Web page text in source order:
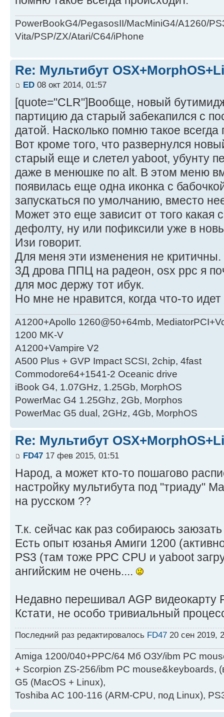
PowerBookG4/PegasosII/MacMiniG4/A1260/
Vita/PSP/ZX/Atari/C64/iPhone
Re: Мультибут
ED 08 окт 2014, 01:57
[quote="CLR"]Вообще, новый
партицию да старый забекапился с
датой. Насколько помню такое всегда
Вот кроме того, что развернулся
старый еще и слетел yaboot, убунту
даже в менюшке по alt. В этом меню
появилась еще одна иконка с
запускаться по умолчанию, вместо
Может это еще зависит от того какая
дефолту, ну или пофиксили уже в
Изи говорит.
Для меня эти изменения не
3Д дрова ППЦ на радеон, osx ppc я
для мос держу тот ибук.
Но мне не нравится, когда что-то идет
A1200+Apollo 1260@50+64mb,
1200 MK-V
A1200+Vampire V2
А500 Plus + GVP Impact SCSI, 2chip, 4fast
Commodore64+1541-2 Oceanic drive
iBook G4, 1.07GHz, 1.25Gb, MorphOS
PowerMac G4 1.25Ghz, 2Gb, Morphos
PowerMac G5 dual, 2GHz, 4Gb, MorphOS
Re: Мультибут
FD47 17 фев 2015, 01:51
Народ, а может кто-то пошагово
настройку мультибута под "триаду"
на русском ??
Т.к. сейчас как раз собираюсь
Есть опыт юзанья Амиги 1200
PS3 (там тоже PPC CPU и yaboot
ангийским не очень....
Недавно перешивал АGP видеокарту
Кстати, не особо тривиальный
Последний раз редактировалось FD47 20 сен 2019,
Amiga 1200/040+PPC/64 Мб ОЗУ/ibm PC
+ Scorpion ZS-256/ibm PC mouse&keyboards,
G5 (MacOS + Linux),
Toshiba AC 100-116 (ARM-CPU, под Linux),